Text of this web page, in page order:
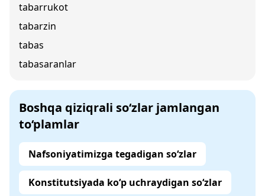
tabarrukot
tabarzin
tabas
tabasaranlar
Boshqa qiziqrali so‘zlar jamlangan
to‘plamlar
Nafsoniyatimizga tegadigan so‘zlar
Konstitutsiyada ko‘p uchraydigan so‘zlar